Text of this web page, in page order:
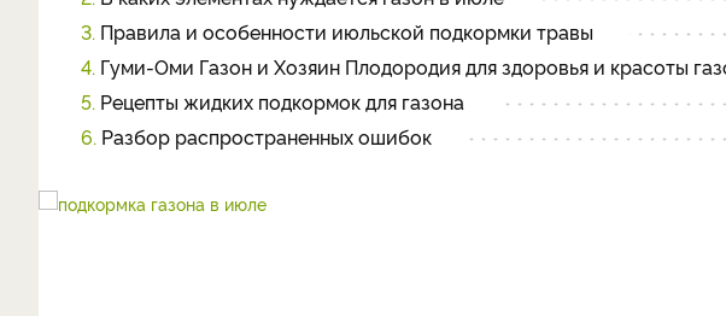
3. Правила и особенности июльской подкормки травы
4. Гуми-Оми Газон и Хозяин Плодородия для здоровья и красоты
5. Рецепты жидких подкормок для газона
6. Разбор распространенных ошибок